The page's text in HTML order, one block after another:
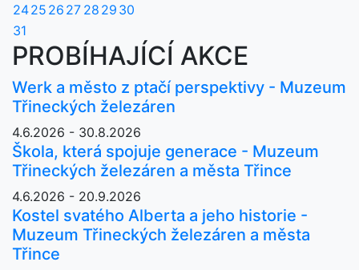
2425 26 27 28 29 30
31
PROBÍHAJÍCÍ AKCE
Werk a město z ptačí perspektivy - Muzeum
Třineckých železáren
4.6.2026 - 30.8.2026
Škola, která spojuje generace - Muzeum
Třineckých železáren a města Třince
4.6.2026 - 20.9.2026
Kostel svatého Alberta a jeho historie -
Muzeum Třineckých železáren a města
Třince